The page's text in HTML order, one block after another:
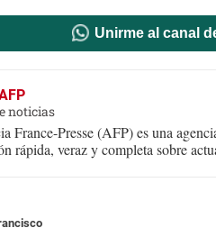
Unirme al canal
noticias
France-Presse (AFP) es una
rápida, veraz y completa sobre